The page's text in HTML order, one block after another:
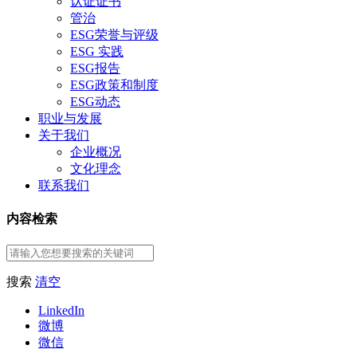
管治
ESG荣誉与评级
ESG 实践
ESG报告
ESG政策和制度
ESG动态
职业与发展
关于我们
企业概况
文化理念
联系我们
内容检索
搜索 清空
LinkedIn
微博
微信